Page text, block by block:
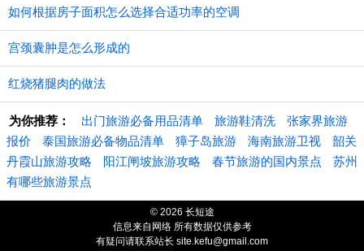
如何根据房子面积怎么选择合适功率的空调
宫颈囊肿是怎么形成的
红烧猪腿肉的做法
为你推荐： 出门旅游必备用品清单 旅游鞋清洗
张家界旅游
报价
泰国旅游必备物品清单 獐子岛旅游 海南旅游卫视
韶关
丹霞山旅游攻略
阳江闸坡旅游攻略 春节旅游的国内景点
苏州
有哪些旅游景点
© 2026 长短途
信息来自网络 所有数据仅供参考
有疑问请联系站长 site.kefu@gmail.com